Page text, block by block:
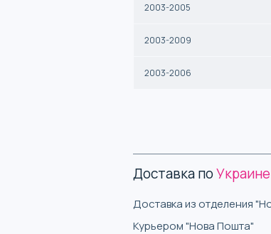
2003-2005
2003-2009
2003-2006
Доставка поУкраине
Доставка из отделения
Курьером "Нова Пошта"